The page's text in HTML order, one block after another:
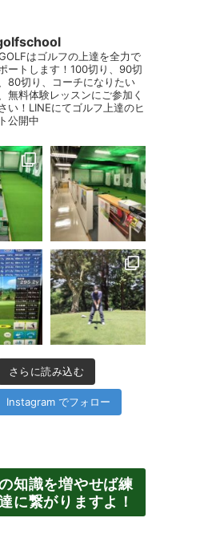
はゴルフの上達を全力で
ートします！100切り、90切
80切り、コーチになりたい
無料体験レッスンにご参加く
い！LINEにてゴルフ上達のヒ
公開中
さらに読み込む
Instagram でフォロー
知識を増やせば練
に繋がりますよ！